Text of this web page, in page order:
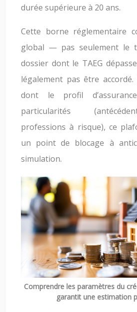
durée supérieure à 20 ans.
Cette borne réglementaire
global — pas seulement le
dossier dont le TAEG
légalement pas être
dont le profil
particularités
professions à risque), ce
un point de blocage à
simulation.
Comprendre les paramètres du
garantit une estimation